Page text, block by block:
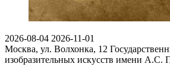
2026-08-04 2026-11-01
Москва, ул. Волхонка, 12
изобразительных искусств имени А.С.